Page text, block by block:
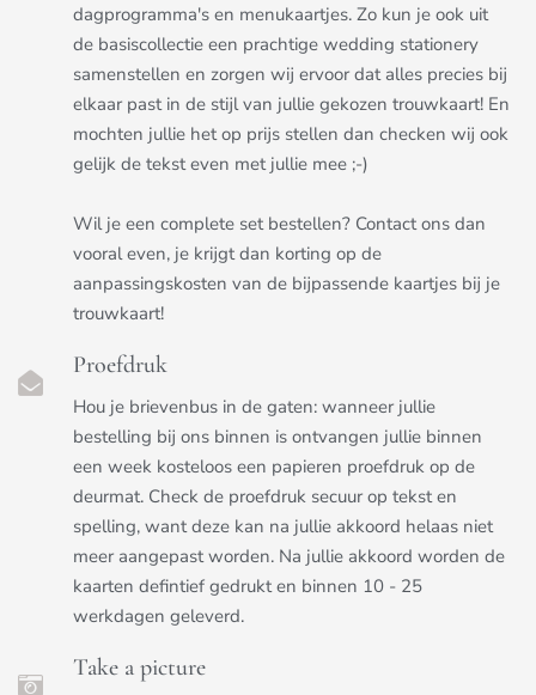
dagprogramma's en menukaartjes. Zo kun je ook uit
de basiscollectie een prachtige wedding stationery
samenstellen en zorgen wij ervoor dat alles precies bij
elkaar past in de stijl van jullie gekozen trouwkaart! En
mochten jullie het op prijs stellen dan checken wij ook
gelijk de tekst even met jullie mee ;-)
Wil je een complete set bestellen? Contact ons dan
vooral even, je krijgt dan korting op de
aanpassingskosten van de bijpassende kaartjes bij je
trouwkaart!
Proefdruk
Hou je brievenbus in de gaten: wanneer jullie
bestelling bij ons binnen is ontvangen jullie binnen
een week kosteloos een papieren proefdruk op de
deurmat. Check de proefdruk secuur op tekst en
spelling, want deze kan na jullie akkoord helaas niet
meer aangepast worden. Na jullie akkoord worden de
kaarten defintief gedrukt en binnen 10 - 25
werkdagen geleverd.
Take a picture